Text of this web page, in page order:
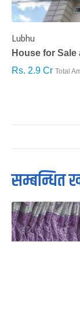
Lubhu
House for Sale
Rs. 2.9 Cr Total
सम्बन्धित